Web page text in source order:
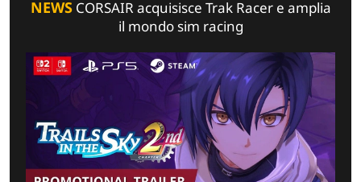
NEWSCORSAIR acquisisce Trak Racer e amplia
il mondo sim racing